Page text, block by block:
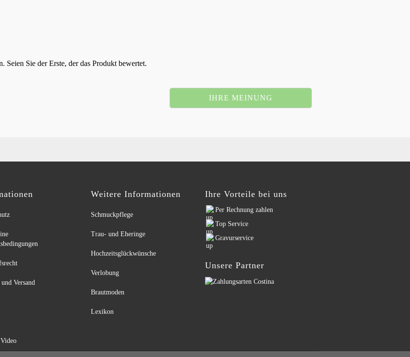
Sie der Erste, der das Produkt bewertet.
IHRE MEINUNG
Versand
Weitere Informationen
Schmuckpflege
Trau- und Eheringe
Hochzeitsglückwünsche
Verlobung
Brautmoden
Lexikon
Ihre Vorteile bei uns
Per Rechnung zahlen
Top Service
Gravurservice
Unsere Partner